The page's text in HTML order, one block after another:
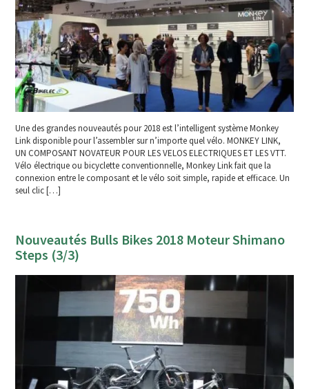
Une des grandes nouveautés pour 2018 est l’intelligent système Monkey
Link disponible pour l’assembler sur n’importe quel vélo. MONKEY LINK,
UN COMPOSANT NOVATEUR POUR LES VELOS ELECTRIQUES ET LES VTT.
Vélo électrique ou bicyclette conventionnelle, Monkey Link fait que la
connexion entre le composant et le vélo soit simple, rapide et efficace. Un
seul clic […]
Nouveautés Bulls Bikes 2018 Moteur Shimano
Steps (3/3)